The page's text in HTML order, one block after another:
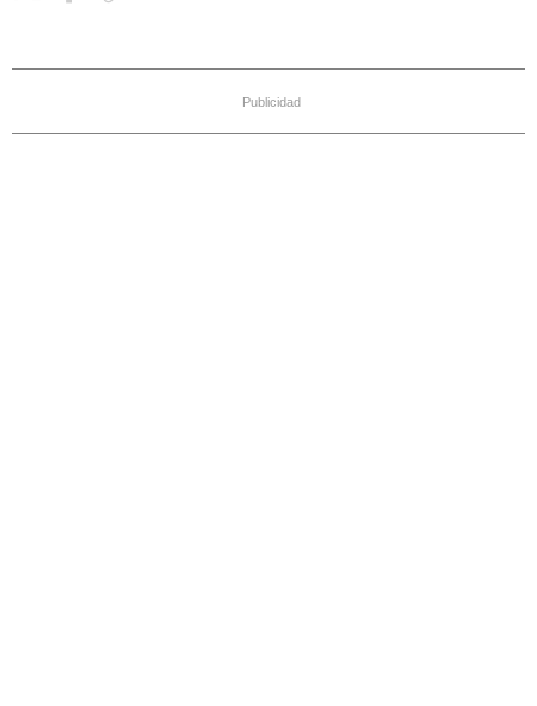
Publicidad